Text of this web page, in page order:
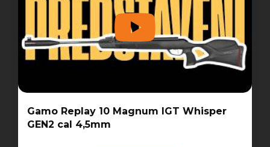
Gamo Replay 10 Magnum IGT Whisper
GEN2 cal 4,5mm